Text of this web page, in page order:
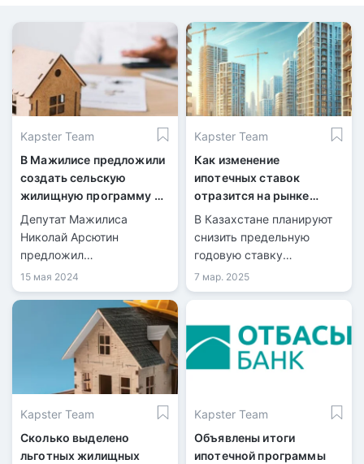
Kapster Team
В Мажилисе предложили
создать сельскую
жилищную программу до
3% годовых
Депутат Мажилиса
Николай Арсютин
предложил
усовершенствовать
программы развития
сельских территорий,
включая масштабное
строительство жилья в
сельской местности.
15 мая 2024
Kapster Team
Как изменение
ипотечных ставок
отразится на рынке
недвижимости
В Казахстане планируют
снизить предельную
годовую ставку
вознаграждения по
ипотеке с 25% до 20%,
доступнее и поддержать
рынок недвижимости.
7 мар. 2025
Kapster Team
Сколько выделено
льготных жилищных
Kapster Team
Объявлены итоги
ипотечной программы